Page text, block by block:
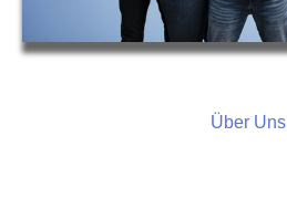
Über Uns